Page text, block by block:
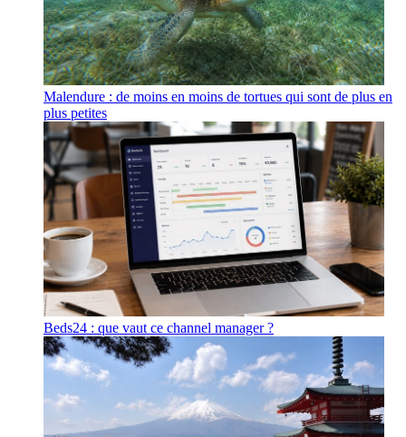
Malendure : de moins en moins de tortues qui sont de plus en
plus petites
Beds24 : que vaut ce channel manager ?